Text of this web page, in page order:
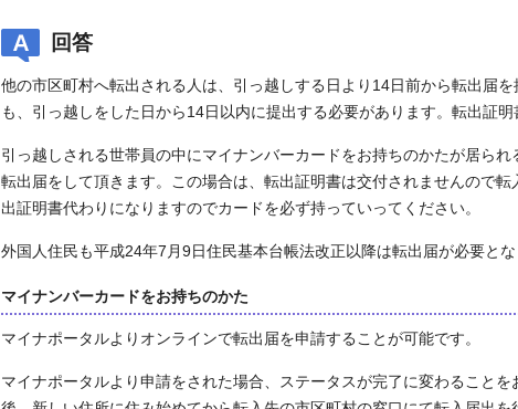
回答
他の市区町村へ転出される人は、引っ越しする日より14日前から転出届
も、引っ越しをした日から14日以内に提出する必要があります。転出証明
引っ越しされる世帯員の中にマイナンバーカードをお持ちのかたが居ら
転出届をして頂きます。この場合は、転出証明書は交付されませんので
出証明書代わりになりますのでカードを必ず持っていってください。
外国人住民も平成24年7月9日住民基本台帳法改正以降は転出届が必要とな
マイナンバーカードをお持ちのかた
マイナポータルよりオンラインで転出届を申請することが可能です。
マイナポータルより申請をされた場合、ステータスが完了に変わること